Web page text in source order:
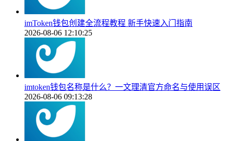
imToken钱包创建全流程教程 新手快速入门指南
2026-08-06 12:10:25
imtoken钱包名称是什么？一文理清官方命名与使用误区
2026-08-06 09:13:28